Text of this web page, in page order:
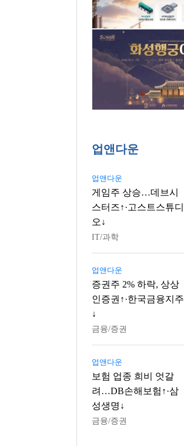
업앤다운
업앤다운
게임주 상승…데브시
스터즈↑·고스트스튜디
오↓
IT/과학
업앤다운
증권주 2% 하락, 상상
인증권↑·한국금융지주
↓
금융/증권
업앤다운
보험 업종 희비 엇갈
려…DB손해보험↑·삼
성생명↓
금융/증권